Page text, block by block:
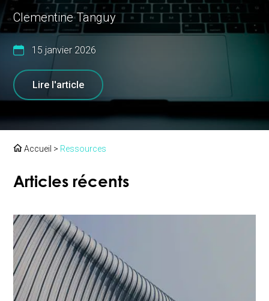
Clementine Tanguy
15 janvier 2026
Lire l'article
Accueil > Ressources
Articles récents